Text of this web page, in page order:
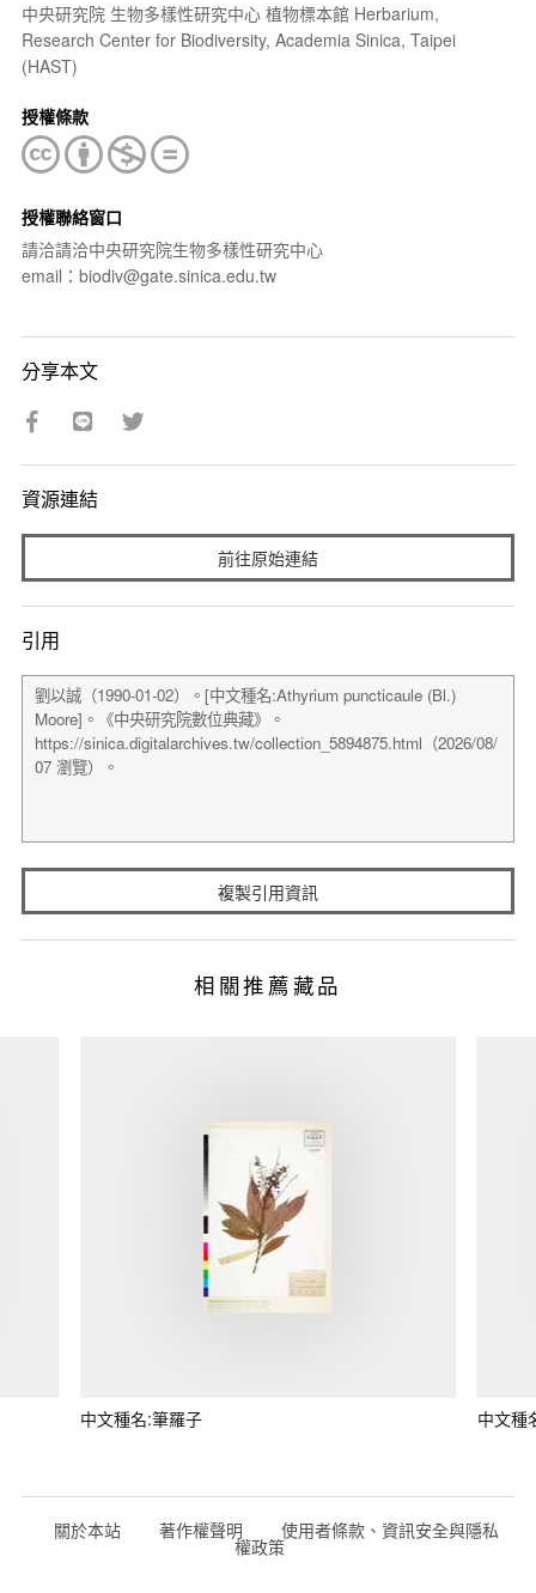
中央研究院 生物多樣性研究中心 植物標本館 Herbarium,
Research Center for Biodiversity, Academia Sinica, Taipei
(HAST)
授權條款
授權聯絡窗口
請洽請洽中央研究院生物多樣性研究中心
email：biodiv@gate.sinica.edu.tw
分享本文
資源連結
前往原始連結
引用
複製引用資訊
相關推薦藏品
中文種名:筆羅子 中文種
關於本站 著作權聲明 使用者條款、資訊安全與隱私
權政策